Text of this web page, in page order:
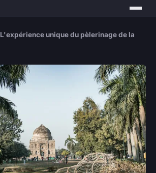
L'expérience unique du pèlerinage de la